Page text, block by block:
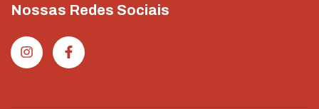
Nossas Redes Sociais